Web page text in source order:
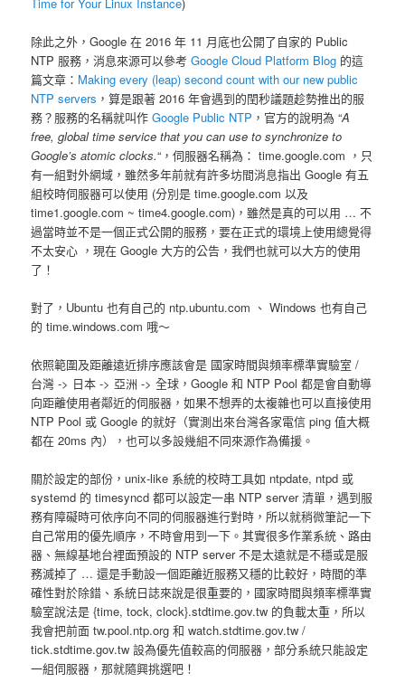
除此之外，Google 在 2016 年 11 月底也公開了自家的 Public
NTP 服務，消息來源可以參考Google Cloud Platform Blog 的這
篇文章： Making every (leap) second count with our new public
NTP servers ，算是跟著 2016 年會遇到的閏秒議題趁勢推出的服
務？服務的名稱就叫作Google Public NTP ，官方的說明為 “A
free, global time service that you can use to synchronize to
Google’s atomic clocks.“，伺服器名稱為： time.google.com ，只
有一組對外網域，雖然多年前就有許多坊間消息指出 Google 有五
組校時伺服器可以使用 (分別是 time.google.com 以及
time1.google.com ~ time4.google.com)，雖然是真的可以用 … 不
過當時並不是一個正式公開的服務，要在正式的環境上使用總覺得
不太安心 ，現在 Google 大方的公告，我們也就可以大方的使用
了！
對了，Ubuntu 也有自己的 ntp.ubuntu.com 、 Windows 也有自己
的 time.windows.com 哦～
依照範圍及距離遠近排序應該會是 國家時間與頻率標準實驗室 /
台灣 -> 日本 -> 亞洲 ->全球 ，Google 和 NTP Pool 都是會自動導
向距離使用者鄰近的伺服器，如果不想弄的太複雜也可以直接使用
NTP Pool 或 Google 的就好（實測出來台灣各家電信 ping 值大概
都在 20ms 內），也可以多設幾組不同來源作為備援。
關於設定的部份，unix-like 系統的校時工具如 ntpdate, ntpd 或
systemd 的 timesyncd 都可以設定一串 NTP server 清單，遇到服
務有障礙時可依序向不同的伺服器進行對時，所以就稍微筆記一下
自己常用的優先順序，不時會用到一下。其實很多作業系統、路由
器、無線基地台裡面預設的 NTP server 不是太遠就是不穩或是服
務滅掉了 … 還是手動設一個距離近服務又穩的比較好，時間的準
確性對於除錯、系統日誌來說是很重要的，國家時間與頻率標準實
驗室說法是 {time, tock, clock}.stdtime.gov.tw 的負載太重，所以
我會把前面 tw.pool.ntp.org 和 watch.stdtime.gov.tw /
tick.stdtime.gov.tw 設為優先值較高的伺服器，部分系統只能設定
一組伺服器，那就隨興挑選吧！